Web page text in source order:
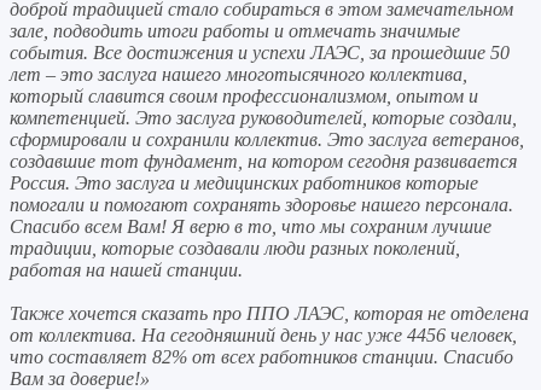
доброй традицией стало собираться в этом замечательном
зале, подводить итоги работы и отмечать значимые
события. Все достижения и успехиЛАЭС, за прошедшие 50
лет – это заслуга нашего многотысячного коллектива,
который славится своим профессионализмом, опытом и
компетенцией. Это заслуга руководителей, которые создали,
сформировали и сохранили коллектив. Это заслуга ветеранов,
создавшие тот фундамент, на котором сегодня развивается
Россия. Это заслуга и медицинских работников которые
помогали и помогают сохранять здоровье нашего персонала.
Спасибо всем Вам! Я верю в то, что мы сохраним лучшие
традиции, которые создавали люди разных поколений,
работая на нашей станции.
Также хочется сказать про ППО ЛАЭС, которая не отделена
от коллектива. На сегодняшний день у нас уже 4456 человек,
что составляет 82% от всех работников станции. Спасибо
Вам за доверие!»